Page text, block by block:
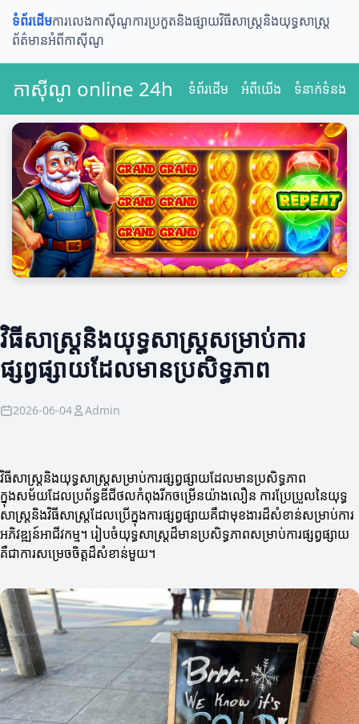
ទំព័រដើមការលេងកាស៊ីណូការប្រកួតនិងផ្សាយវិធីសាស្ត្រនិងយុទ្ធសាស្ត្រ
ព័ត៌មានអំពីកាស៊ីណូ
កាស៊ីណូ online 24h ទំព័រដើម អំពីយើង ទំនាក់ទំនង
វិធីសាស្ត្រនិងយុទ្ធសាស្ត្រសម្រាប់ការ
ផ្សព្វផ្សាយដែលមានប្រសិទ្ធភាព
2026-06-04 Admin
វិធីសាស្ត្រនិងយុទ្ធសាស្ត្រសម្រាប់ការផ្សព្វផ្សាយដែលមានប្រសិទ្ធភាព
ក្នុងសម័យដែលប្រព័ន្ធឌីជីថលកំពុងរីកចម្រើនយ៉ាងលឿន ការប្រែប្រួលនៃយុទ្ធ
សាស្ត្រនិងវិធីសាស្ត្រដែលប្រើក្នុងការផ្សព្វផ្សាយគឺជាមុខងារដ៏សំខាន់សម្រាប់ការ
អភិវឌ្ឍន៍អាជីវកម្ម។ រៀបចំយុទ្ធសាស្ត្រដ៏មានប្រសិទ្ធភាពសម្រាប់ការផ្សព្វផ្សាយ
គឺជាការសម្រេចចិត្តដ៏សំខាន់មួយ។